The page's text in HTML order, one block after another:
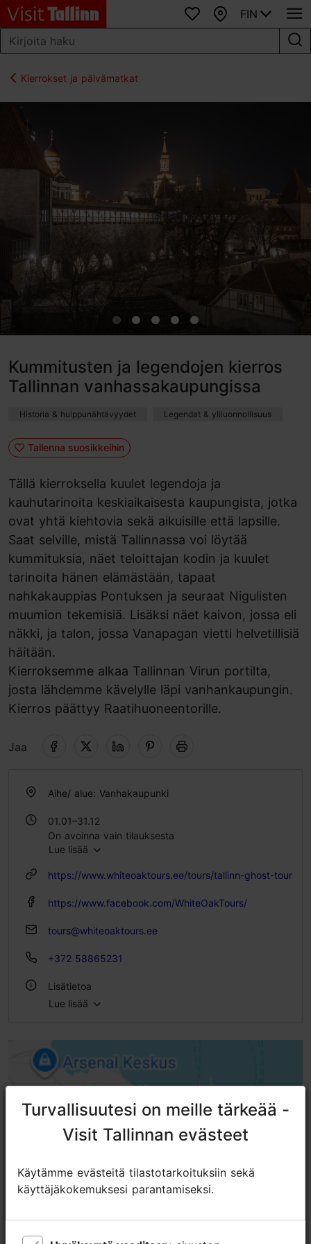
SuosikitKartta
FIN
Kierrokset ja päivämatkat
Kummitusten ja legendojen kierros
Tallinnan vanhassakaupungissa
Historia & huippunähtävyydet Legendat & yliluonnollisuus
Tallenna suosikkeihin
Tällä kierroksella kuulet legendoja ja
kauhutarinoita keskiaikaisesta kaupungista, jotka
ovat yhtä kiehtovia sekä aikuisille että lapsille.
Saat selville, mistä Tallinnassa voi löytää
kummituksia, näet teloittajan kodin ja kuulet
tarinoita hänen elämästään, tapaat
nahkakauppias Pontuksen ja seuraat Nigulisten
muumion tekemisiä. Lisäksi näet kaivon, jossa eli
näkki, ja talon, jossa Vanapagan vietti helvetillisiä
häitään.
Kierroksemme alkaa Tallinnan Virun portilta,
josta lähdemme kävelylle läpi vanhankaupungin.
Kierros päättyy Raatihuoneentorille.
Jaa
Aihe/ alue: Vanhakaupunki
01.01–31.12
On avoinna vain tilauksesta
Lue lisää
https://www.whiteoaktours.ee/tours/tallinn-ghost-tour
https://www.facebook.com/WhiteOakTours/
tours@whiteoaktours.ee
+372 58865231
Lisätietoa
Ryhmän enimmäiskoko: 10
Aihe/ alue: Vanhakaupunki
Lue lisää
Turvallisuutesi on meille tärkeää -
Visit Tallinnan evästeet
Käytämme evästeitä tilastotarkoituksiin sekä
käyttäjäkokemuksesi parantamiseksi.
Turvallisuutesi on meille tärkeää -
Visit Tallinnan evästeet
Käytämme evästeitä tilastotarkoituksiin sekä
käyttäjäkokemuksesi parantamiseksi.